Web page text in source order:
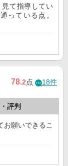
て指導してい
っている点。
78.2点 18件
評判
お願いできるこ